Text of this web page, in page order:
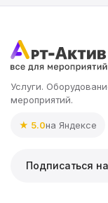
Услуги.
мероприятий.
★ 5.0на Яндексе
Подписаться